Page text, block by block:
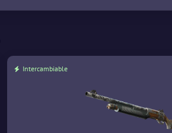
Intercambiable